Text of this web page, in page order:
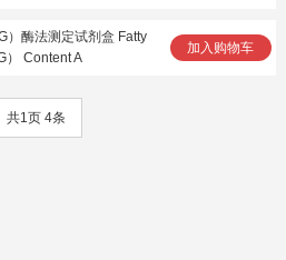
）酶法测定试剂盒 Fatty
） Content A
加入购物车
共1页 4条